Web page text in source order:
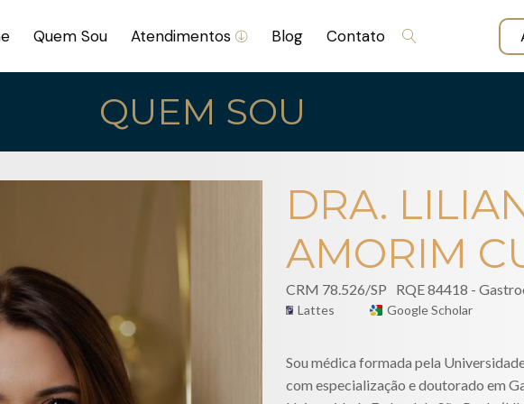
Quem Sou Atendimentos Blog Contato
QUEM SOU
DRA.
AMORIM
CRM 78.526/SP RQE84418 -
Lattes Google Scholar
Sou médica formada pela
com especialização e doutorado em